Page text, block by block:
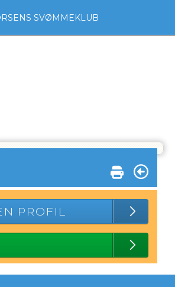
SVØMMEKLUB
PROFIL